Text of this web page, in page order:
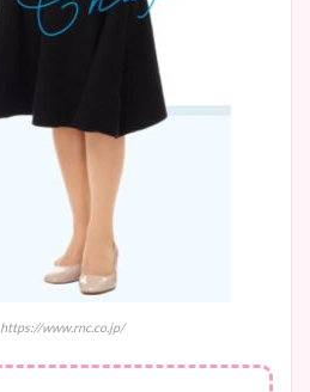
ニット衣装まとめ！美足の筋
肉も凄い！
鈴木唯の太ってた時の体重が
ヤバすぎww原因や痩せたダ
イエット方は？昔と現在を画
豊島実季アナのカップ画像ま
https://www.rnc.co.jp/